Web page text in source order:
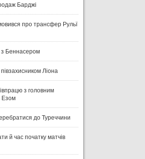
Барджі
про трансфер Рульї
Беннасером
Ліона
з головним
Езом
до Туреччини
й час початку матчів